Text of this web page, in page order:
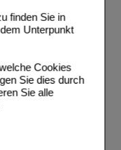
finden Sie in
Unterpunkt
Cookies
Sie dies durch
Sie alle